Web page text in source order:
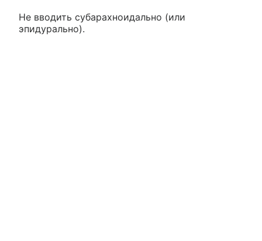
Не вводить субарахноидально (или
эпидурально).